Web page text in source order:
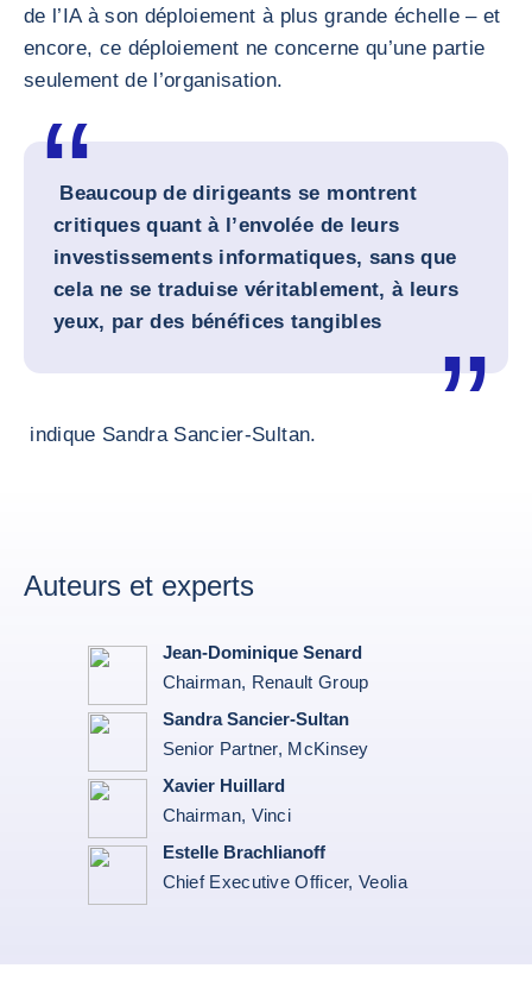
de l’IA à son déploiement à plus grande échelle – et
encore, ce déploiement ne concerne qu’une partie
seulement de l’organisation.
Beaucoup de dirigeants se montrent
critiques quant à l’envolée de leurs
investissements informatiques, sans que
cela ne se traduise véritablement, à leurs
yeux, par des bénéfices tangibles
indique Sandra Sancier-Sultan.
Auteurs et experts
Jean-Dominique Senard
Chairman, Renault Group
Sandra Sancier-Sultan
Senior Partner, McKinsey
Xavier Huillard
Chairman, Vinci
Estelle Brachlianoff
Chief Executive Officer, Veolia